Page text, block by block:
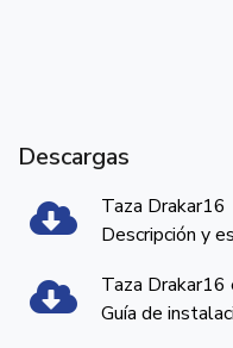
Descargas
Taza Drakar16
Descripción y
Taza Drakar16
Guía de